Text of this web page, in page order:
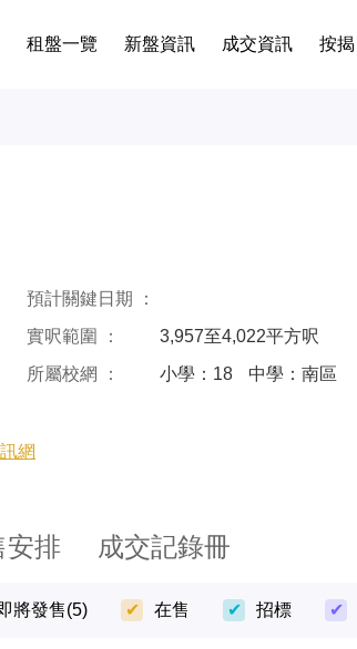
租盤一覽 新盤資訊 成交資訊 按揭
預計關鍵日期 ：
實呎範圍 ：
3,957至4,022平方呎
所屬校網 ： 小學：18
中學：南區
網
安排 成交記錄冊
將發售(5) 在售 招標